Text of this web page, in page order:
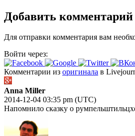
Добавить комментарий
Для отправки комментария вам
Войти через:
Комментарии из оригинала в
Anna Miller
2014-12-04 03:35 pm (UTC)
Напомнило сказку о